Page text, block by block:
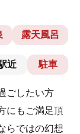
露天風呂
近 駐車
ごしたい方
にもご満足頂
らではの幻想